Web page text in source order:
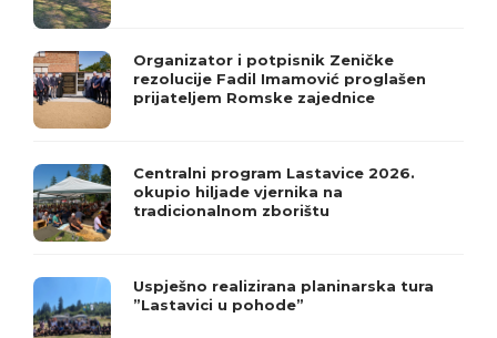
Organizator i potpisnik Zeničke
rezolucije Fadil Imamović proglašen
prijateljem Romske zajednice
Centralni program Lastavice 2026.
okupio hiljade vjernika na
tradicionalnom zborištu
Uspješno realizirana planinarska tura
”Lastavici u pohode”